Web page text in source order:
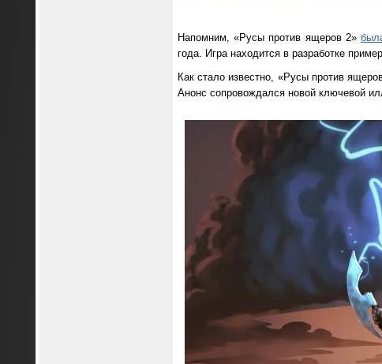
Напомним, «Русы против ящеров 2»
года. Игра находится в разработке
Как стало известно, «Русы против
Анонс сопровождался новой ключевой